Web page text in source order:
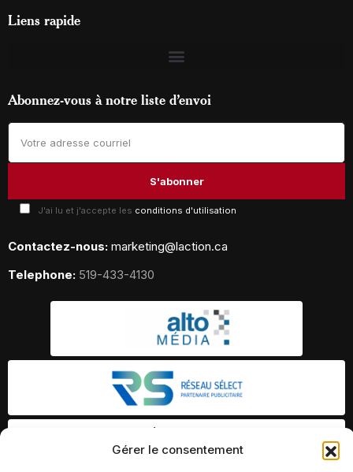
Gérer le consentement
Liens rapide
Abonnez-vous à notre liste d’envoi
J'ai lu et j'accepte les conditions d'utilisation
Contactez-nous: marketing@laction.ca
Telephone: 519-433-4130